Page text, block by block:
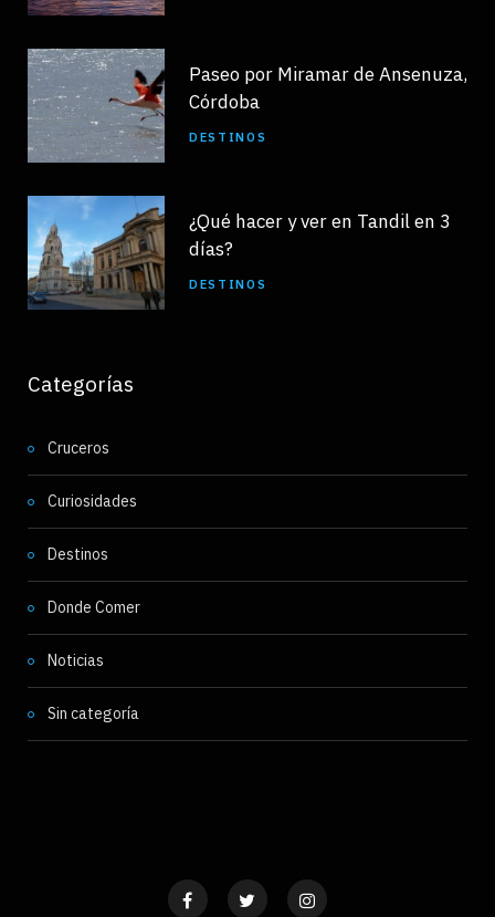
Paseo por Miramar de Ansenuza,
Córdoba
DESTINOS
¿Qué hacer y ver en Tandil en 3
días?
DESTINOS
Categorías
Cruceros
Curiosidades
Destinos
Donde Comer
Noticias
Sin categoría